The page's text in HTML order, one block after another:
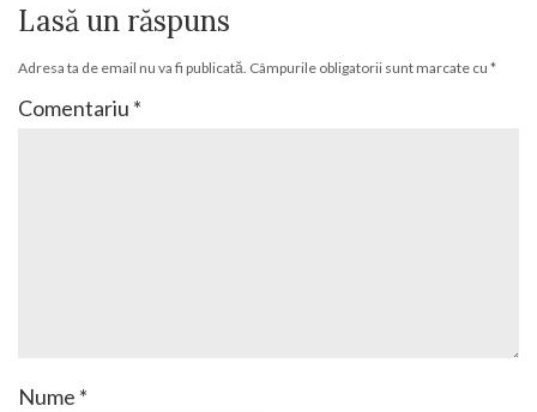
Lasă un răspuns
Adresa ta de email nu va fi publicată. Câmpurile obligatorii sunt marcate cu *
Comentariu *
Nume *